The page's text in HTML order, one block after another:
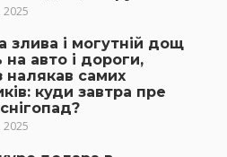
2025
злива і могутній дощ
на авто і дороги,
налякав самих
куди завтра пре
2025